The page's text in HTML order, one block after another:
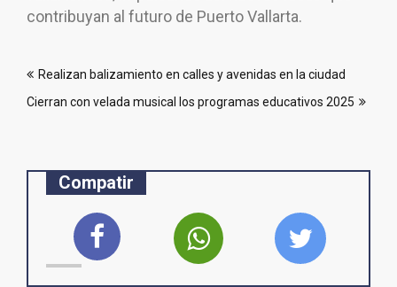
contribuyan al futuro de Puerto Vallarta.
deRealizan balizamiento en calles y avenidas en la ciudad
Cierran con velada musical los programas educativos 2025
Compatir